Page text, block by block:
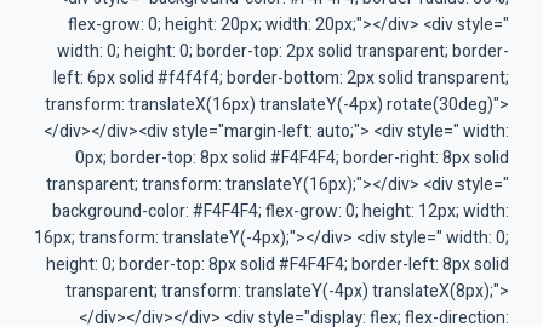
flex-grow: 0; height: 20px; width: 20px;"></div> <div style="
width: 0; height: 0; border-top: 2px solid transparent; border-
left: 6px solid #f4f4f4; border-bottom: 2px solid transparent;
transform: translateX(16px) translateY(-4px) rotate(30deg)">
</div></div><div style="margin-left: auto;"> <div style=" width:
0px; border-top: 8px solid #F4F4F4; border-right: 8px solid
transparent; transform: translateY(16px);"></div> <div style="
background-color: #F4F4F4; flex-grow: 0; height: 12px; width:
16px; transform: translateY(-4px);"></div> <div style=" width: 0;
height: 0; border-top: 8px solid #F4F4F4; border-left: 8px solid
transparent; transform: translateY(-4px) translateX(8px);">
</div></div></div> <div style="display: flex; flex-direction: